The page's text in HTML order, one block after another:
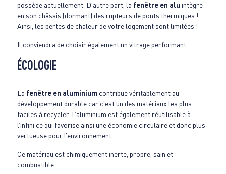
possède actuellement. D’autre part, la fenêtre en alu intègre
en son châssis (dormant) des rupteurs de ponts thermiques !
Ainsi, les pertes de chaleur de votre logement sont limitées !
Il conviendra de choisir également un vitrage performant.
ÉCOLOGIE
La fenêtre en aluminiumcontribue véritablement au
développement durable car c’est un des matériaux les plus
faciles à recycler. L’aluminium est également réutilisable à
l’infini ce qui favorise ainsi une économie circulaire et donc plus
vertueuse pour l’environnement.
Ce matériau est chimiquement inerte, propre, sain et
combustible.